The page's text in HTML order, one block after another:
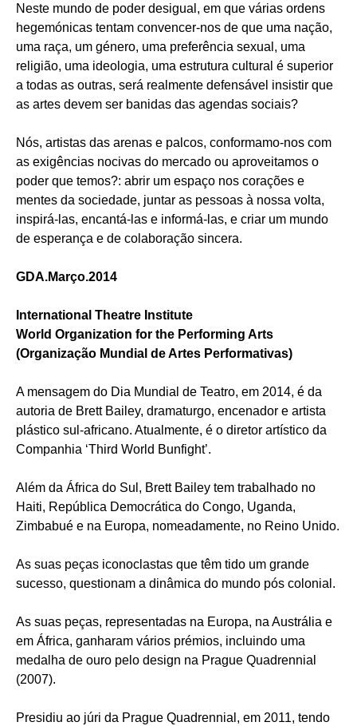
Neste mundo de poder desigual, em que várias ordens
hegemónicas tentam convencer-nos de que uma nação,
uma raça, um género, uma preferência sexual, uma
religião, uma ideologia, uma estrutura cultural é superior
a todas as outras, será realmente defensável insistir que
as artes devem ser banidas das agendas sociais?
Nós, artistas das arenas e palcos, conformamo-nos com
as exigências nocivas do mercado ou aproveitamos o
poder que temos?: abrir um espaço nos corações e
mentes da sociedade, juntar as pessoas à nossa volta,
inspirá-las, encantá-las e informá-las, e criar um mundo
de esperança e de colaboração sincera.
GDA.Março.2014
International Theatre Institute
World Organization for the Performing Arts
(Organização Mundial de Artes Performativas)
A mensagem do Dia Mundial de Teatro, em 2014, é da
autoria de Brett Bailey, dramaturgo, encenador e artista
plástico sul-africano. Atualmente, é o diretor artístico da
Companhia ‘Third World Bunfight’.
Além da África do Sul, Brett Bailey tem trabalhado no
Haiti, República Democrática do Congo, Uganda,
Zimbabué e na Europa, nomeadamente, no Reino Unido.
As suas peças iconoclastas que têm tido um grande
sucesso, questionam a dinâmica do mundo pós colonial.
As suas peças, representadas na Europa, na Austrália e
em África, ganharam vários prémios, incluindo uma
medalha de ouro pelo design na Prague Quadrennial
(2007).
Presidiu ao júri da Prague Quadrennial, em 2011, tendo